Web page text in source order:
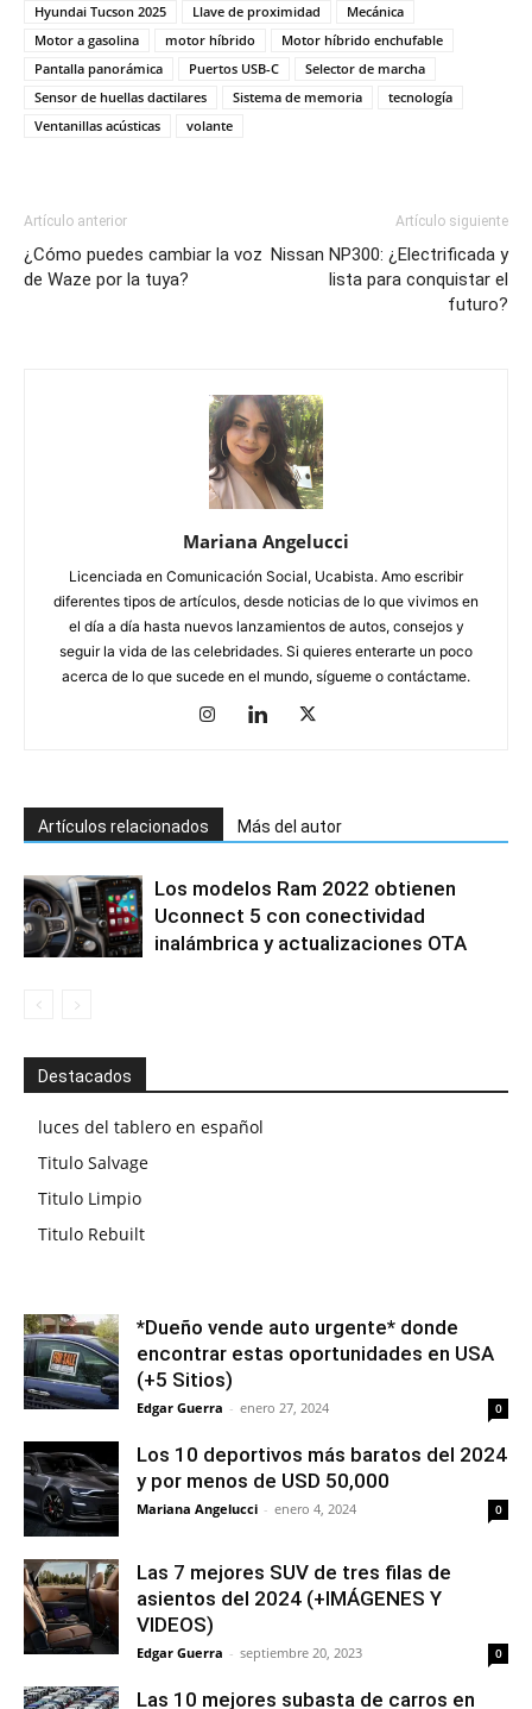
Hyundai Tucson 2025
Llave de proximidad
Mecánica
Motor a gasolina
motor híbrido
Motor híbrido enchufable
Pantalla panorámica
Puertos USB-C
Selector de marcha
Sensor de huellas dactilares
Sistema de memoria
tecnología
Ventanillas acústicas
volante
Artículo anterior
¿Cómo puedes cambiar la voz
de Waze por la tuya?
Artículo siguiente
Nissan NP300: ¿Electrificada y
lista para conquistar el
futuro?
Mariana Angelucci
Licenciada en Comunicación Social, Ucabista. Amo escribir
diferentes tipos de artículos, desde noticias de lo que vivimos en
el día a día hasta nuevos lanzamientos de autos, consejos y
seguir la vida de las celebridades. Si quieres enterarte un poco
acerca de lo que sucede en el mundo, sígueme o contáctame.
Artículos relacionados Más del autor
Los modelos Ram 2022 obtienen
Uconnect 5 con conectividad
inalámbrica y actualizaciones OTA
Destacados
luces del tablero en español
Titulo Salvage
Titulo Limpio
Titulo Rebuilt
*Dueño vende auto urgente* donde
encontrar estas oportunidades en USA
(+5 Sitios)
Edgar Guerra - enero 27, 2024 0
Los 10 deportivos más baratos del 2024
y por menos de USD 50,000
Mariana Angelucci - enero 4, 2024 0
Las 7 mejores SUV de tres filas de
asientos del 2024 (+IMÁGENES Y
VIDEOS)
Edgar Guerra - septiembre 20, 2023 0
Las 10 mejores subasta de carros en